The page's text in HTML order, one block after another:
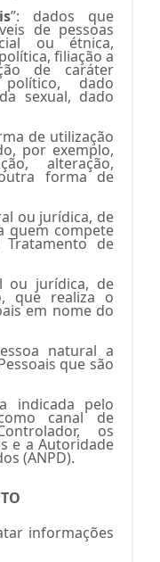
”: dados que
de pessoas
ou étnica,
filiação a
de caráter
dado
sexual, dado
de utilização
por exemplo,
alteração,
forma de
ou jurídica, de
quem compete
de
ou jurídica, de
que realiza o
em nome do
natural a
que são
indicada pelo
canal de
os
e a Autoridade
(ANPD).
informações